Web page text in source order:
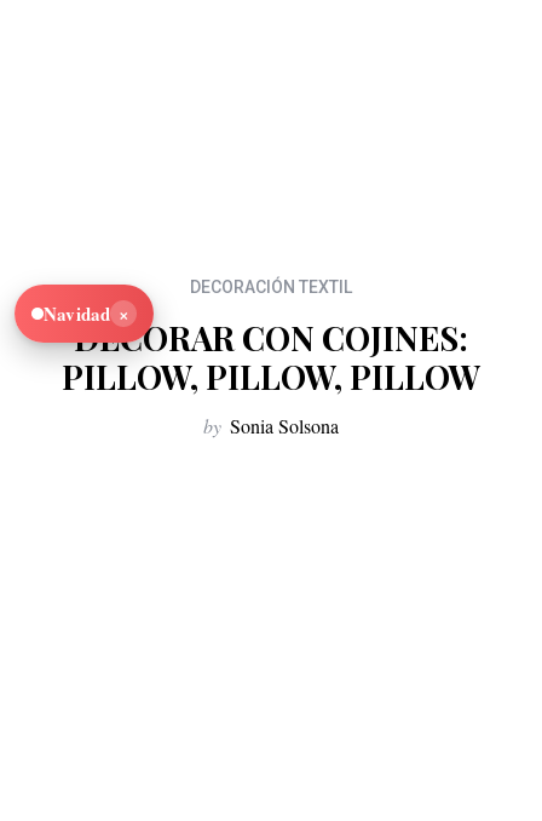
DECORACIÓN TEXTIL
DECORAR CON COJINES:
PILLOW, PILLOW, PILLOW
by Sonia Solsona
Navidad ×